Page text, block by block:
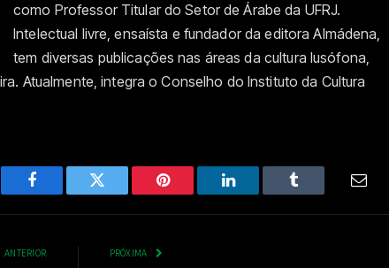
como Professor Titular do Setor de Árabe da UFRJ.
Intelectual livre, ensaísta e fundador da editora Almádena,
tem diversas publicações nas áreas da cultura lusófona,
Atualmente, integra o Conselho do Instituto da Cultura
Facebook Twitter Pinterest LinkedIn Tumblr Email
ANTERIOR PRÓXIMA